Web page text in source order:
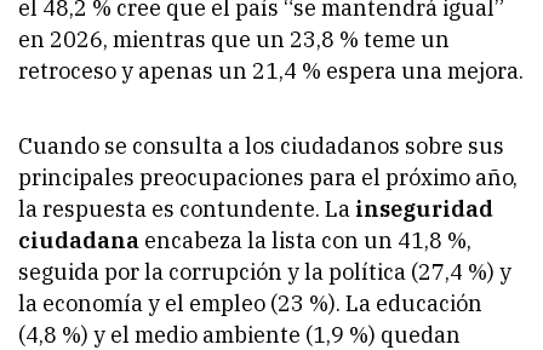
el 48,2 % cree que el país “se mantendrá igual”
en 2026, mientras que un 23,8 % teme un
retroceso y apenas un 21,4 % espera una mejora.
Cuando se consulta a los ciudadanos sobre sus
principales preocupaciones para el próximo año,
la respuesta es contundente. La inseguridad
ciudadana encabeza la lista con un 41,8 %,
seguida por la corrupción y la política (27,4 %) y
la economía y el empleo (23 %). La educación
(4,8 %) y el medio ambiente (1,9 %) quedan